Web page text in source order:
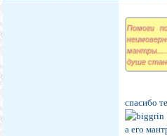
Помоги
душе
спасибо
а его